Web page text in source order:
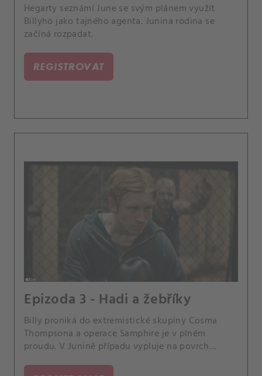
Hegarty seznámí June se svým plánem využít
Billyho jako tajného agenta. Junina rodina se
začíná rozpadat.
REGISTROVAT
Epizoda 3 - Hadi a žebříky
Billy proniká do extremistické skupiny Cosma
Thompsona a operace Samphire je v plném
proudu. V Junině případu vypluje na povrch